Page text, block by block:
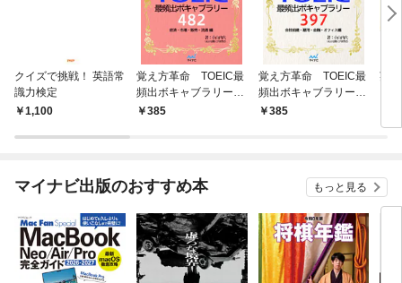
クイズで挑戦！ 英語常
識力検定
1,100
覚え方革命 TOEIC最
頻出ボキャブラリー48
2 経済・市場・販
385
覚え方革命 TOEIC最
頻出ボキャブラリー39
7 会社組織・雇用・
385
英
題
マイナビ出版のおすすめ本 もっと見る